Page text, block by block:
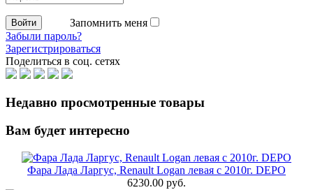
Запомнить меня
Забыли пароль?
Зарегистрироваться
Поделиться в соц. сетях
Недавно просмотренные товары
Вам будет интересно
Фара Лада Ларгус, Renault Logan левая с 2010г. DEPO
6230.00 руб.